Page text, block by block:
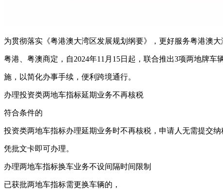
为贯彻落实《粤港澳大湾区发展规划纲要》，更好服务粤港澳
粤港、粤澳商定，自2024年11月15日起，联合推出3项两地牌车
施，以简化办事手续，便利跨境通行。
办理投资类两地车指标延期业务不再核税
符合条件的
投资类两地车指标办理延期业务时不再核税，申请人无需提交
凭批文卡即可办理。
办理两地车指标换车业务不设间隔时间限制
已获批两地车指标需更换车辆的，